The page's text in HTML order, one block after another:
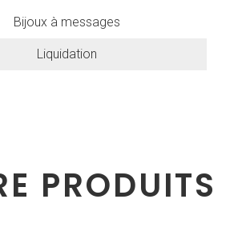
Bijoux à messages
Liquidation
PRODUITS